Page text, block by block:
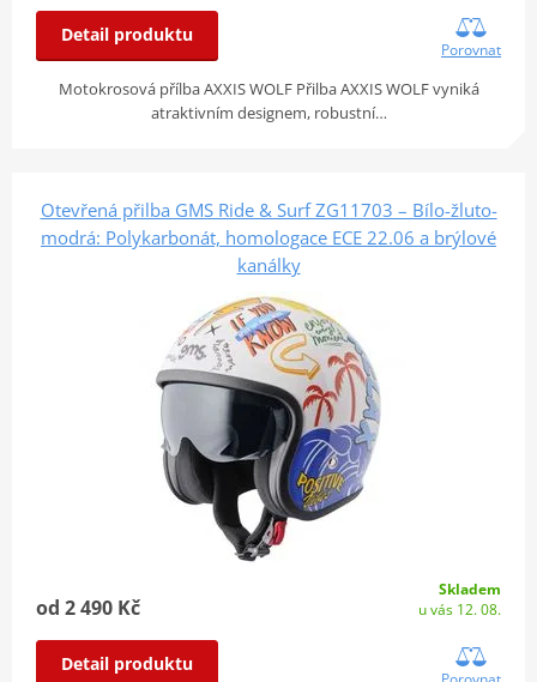
Detail produktu
Porovnat
Motokrosová přílba AXXIS WOLF Přilba AXXIS WOLF vyniká
atraktivním designem, robustní…
Otevřená přilba GMS Ride & Surf ZG11703 – Bílo-žluto-
modrá: Polykarbonát, homologace ECE 22.06 a brýlové
kanálky
od 2 490 Kč
Skladem
u vás 12. 08.
Detail produktu